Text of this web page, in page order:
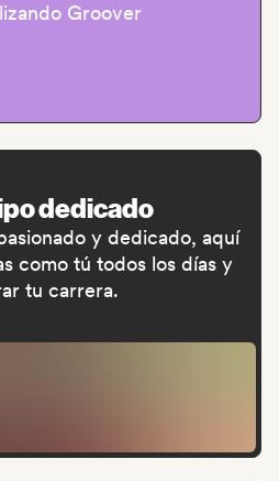
Groover
dedicado
y dedicado, aquí
como tú todos los días y
tu carrera.